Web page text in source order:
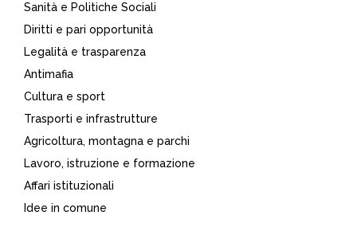
Sanità e Politiche Sociali
Diritti e pari opportunità
Legalità e trasparenza
Antimafia
Cultura e sport
Trasporti e infrastrutture
Agricoltura, montagna e parchi
Lavoro, istruzione e formazione
Affari istituzionali
Idee in comune